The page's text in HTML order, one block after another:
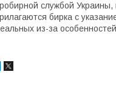
службой
бирка с
из-за